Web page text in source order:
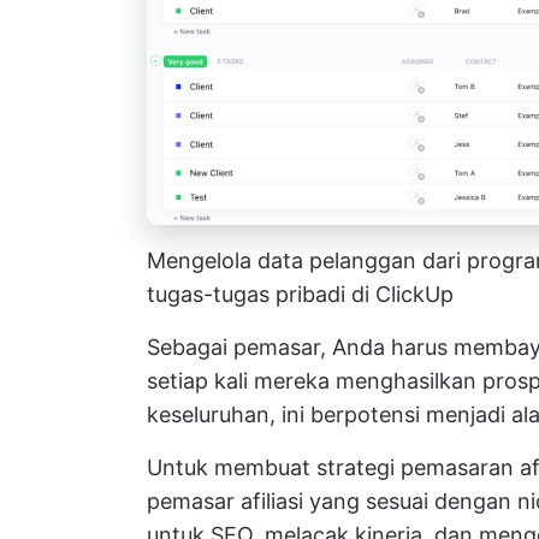
Mengelola data pelanggan dari
tugas-tugas pribadi di ClickUp
Sebagai pemasar, Anda harus
setiap kali mereka menghasilkan
keseluruhan, ini berpotensi menjadi
Untuk membuat strategi pemasaran
pemasar afiliasi yang sesuai dengan